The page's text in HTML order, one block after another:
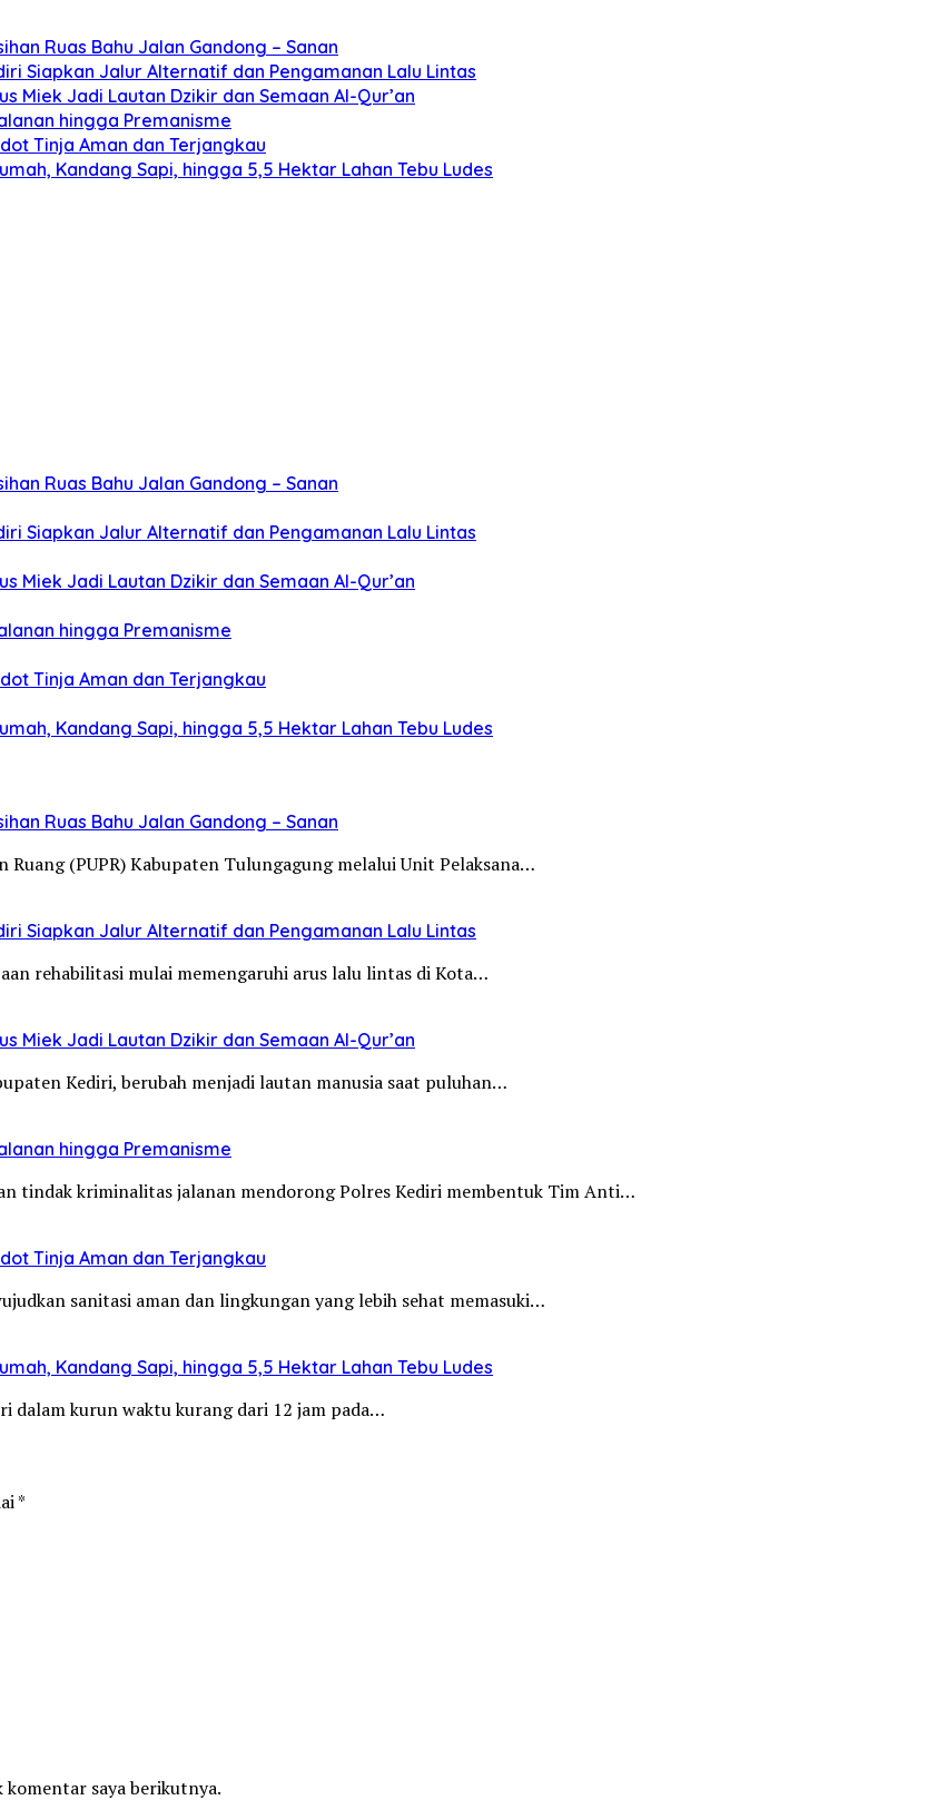
Ruas Bahu Jalan Gandong – Sanan
Siapkan Jalur Alternatif dan Pengamanan Lalu Lintas
Miek Jadi Lautan Dzikir dan Semaan Al-Qur’an
hingga Premanisme
Tinja Aman dan Terjangkau
Kandang Sapi, hingga 5,5 Hektar Lahan Tebu Ludes
Ruas Bahu Jalan Gandong – Sanan
Siapkan Jalur Alternatif dan Pengamanan Lalu Lintas
Miek Jadi Lautan Dzikir dan Semaan Al-Qur’an
hingga Premanisme
Tinja Aman dan Terjangkau
Kandang Sapi, hingga 5,5 Hektar Lahan Tebu Ludes
Ruas Bahu Jalan Gandong – Sanan
(PUPR) Kabupaten Tulungagung melalui Unit Pelaksana…
Siapkan Jalur Alternatif dan Pengamanan Lalu Lintas
rehabilitasi mulai memengaruhi arus lalu lintas di Kota…
Miek Jadi Lautan Dzikir dan Semaan Al-Qur’an
Kediri, berubah menjadi lautan manusia saat puluhan…
hingga Premanisme
tindak kriminalitas jalanan mendorong Polres Kediri membentuk Tim Anti…
Tinja Aman dan Terjangkau
sanitasi aman dan lingkungan yang lebih sehat memasuki…
Kandang Sapi, hingga 5,5 Hektar Lahan Tebu Ludes
dalam kurun waktu kurang dari 12 jam pada…
*
komentar saya berikutnya.